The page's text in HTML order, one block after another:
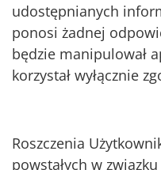
udostępnianych
ponosi żadnej
będzie manipulował
korzystał wyłącznie
Roszczenia
powstałych w